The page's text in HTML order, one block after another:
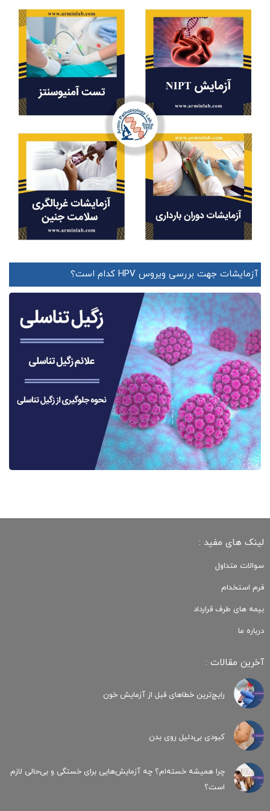
آزمایشات جهت بررسی ویروس HPV کدام است؟
لینک های مفید :
سوالات متداول
فرم استخدام
بیمه های طرف قرارداد
درباره ما
آخرین مقالات :
رایج‌ترین خطاهای قبل از آزمایش خون
کبودی‌ بی‌دلیل روی بدن
چرا همیشه خسته‌ام؟ چه آزمایش‌هایی برای خستگی و بی‌حالی لازم
است؟